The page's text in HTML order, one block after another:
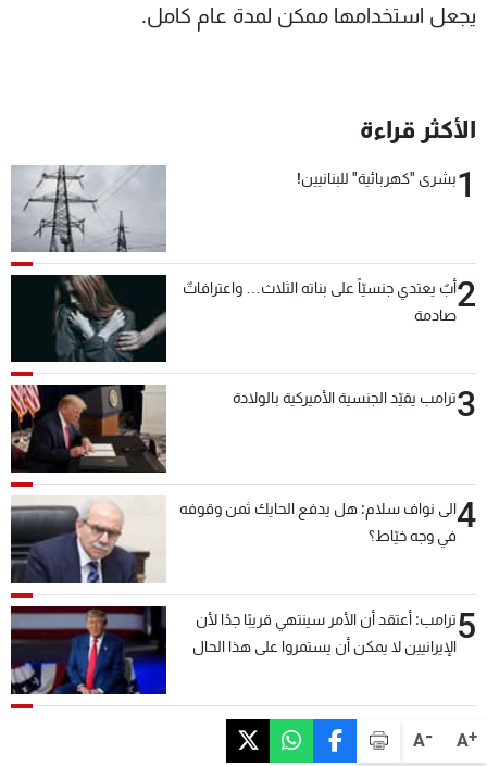
A+
A-
يجعل استخدامها ممكن لمدة عام كامل.
الأكثر قراءة
1بشرى "كهربائية" للبنانيين!
2أبٌ يعتدي جنسيّاً على بناته الثلاث… واعترافاتٌ
صادمة
3ترامب يقيّد الجنسية الأميركية بالولادة
4الى نواف سلام: هل يدفع الحايك ثمن وقوفه
في وجه خيّاط؟
5ترامب: أعتقد أن الأمر سينتهي قريبًا جدًا لأن
الإيرانيين لا يمكن أن يستمروا على هذا الحال